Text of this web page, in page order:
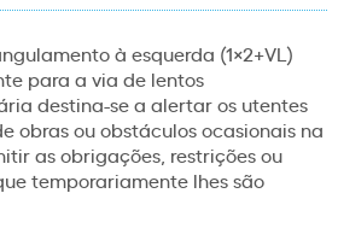
à esquerda (1×2+VL)
para a via de lentos
destina-se a alertar os utentes
obras ou obstáculos ocasionais na
as obrigações, restrições ou
temporariamente lhes são